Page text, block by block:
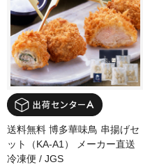
送料無料 博多華味鳥 串揚げセ
ット（KA-A1） メーカー直送
冷凍便 / JGS